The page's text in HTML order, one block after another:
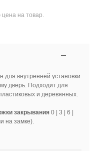
на товар.
для внутренней установки
дверь. Подходит для
и деревянных.
закрывания 0 | 3 | 6 |
на замке).